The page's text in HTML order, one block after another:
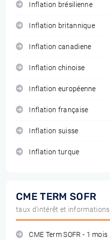
Inflation brésilienne
Inflation britannique
Inflation canadiene
Inflation chinoise
Inflation européenne
Inflation française
Inflation suisse
Inflation turque
CME TERM SOFR
taux d'intérêt et informations
CME Term SOFR - 1 mois